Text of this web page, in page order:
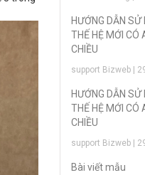
HƯỚNG DẪN
THẾ HỆ MỚI
CHIỀU
support Bizweb |
HƯỚNG DẪN
THẾ HỆ MỚI
CHIỀU
support Bizweb |
Bài viết mẫu